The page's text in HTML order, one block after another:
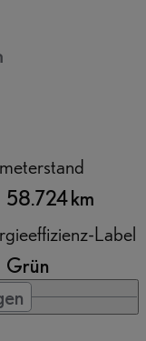
58.724 km
Label
Grün